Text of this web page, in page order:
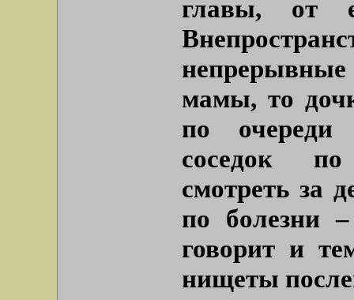
главы, от
мамы, то
по очереди
соседок
смотреть за
по болезни
говорит и
нищеты